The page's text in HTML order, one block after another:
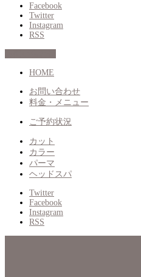
Facebook
Twitter
Instagram
RSS
HOME
お問い合わせ
料金・メニュー
ご予約状況
カット
カラー
パーマ
ヘッドスパ
Twitter
Facebook
Instagram
RSS